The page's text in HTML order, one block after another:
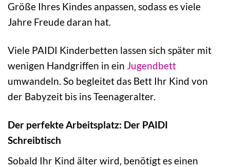
Größe Ihres Kindes anpassen, sodass es viele
Jahre Freude daran hat.
Viele PAIDI Kinderbetten lassen sich später mit
wenigen Handgriffen in ein Jugendbett
umwandeln. So begleitet das Bett Ihr Kind von
der Babyzeit bis ins Teenageralter.
Der perfekte Arbeitsplatz: Der PAIDI
Schreibtisch
Sobald Ihr Kind älter wird, benötigt es einen